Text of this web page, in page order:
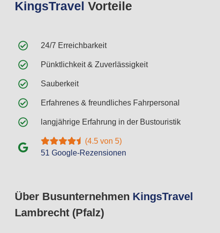
Über Busunternehmen KingsTravel
Lambrecht (Pfalz)
KingsTravel Vorteile
24/7 Erreichbarkeit
Pünktlichkeit & Zuverlässigkeit
Sauberkeit
Erfahrenes & freundliches Fahrpersonal
langjährige Erfahrung in der Bustouristik
(4.5 von 5)
51 Google-Rezensionen